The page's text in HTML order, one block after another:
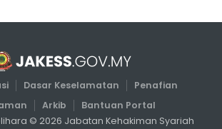
Dasar Keselamatan
Penafian
Arkib
Bantuan Portal
© 2026 Jabatan Kehakiman Syariah